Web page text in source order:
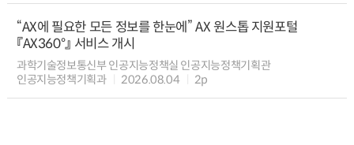
“AX에 필요한 모든 정보를 한눈에” AX 원스톱 지원포털
『AX360°』 서비스 개시
과학기술정보통신부 인공지능정책실 인공지능정책기획관
인공지능정책기획과
2026.08.04 2p